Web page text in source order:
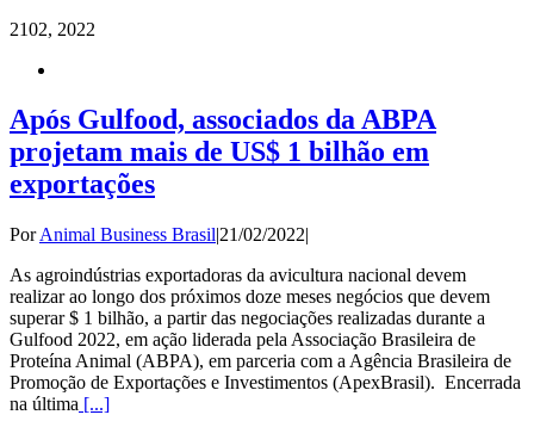
2102, 2022
Após Gulfood, associados da ABPA
projetam mais de US$ 1 bilhão em
exportações
PorAnimal Business Brasil|21/02/2022|
As agroindústrias exportadoras da avicultura nacional devem
realizar ao longo dos próximos doze meses negócios que devem
superar $ 1 bilhão, a partir das negociações realizadas durante a
Gulfood 2022, em ação liderada pela Associação Brasileira de
Proteína Animal (ABPA), em parceria com a Agência Brasileira de
Promoção de Exportações e Investimentos (ApexBrasil). Encerrada
na última [...]